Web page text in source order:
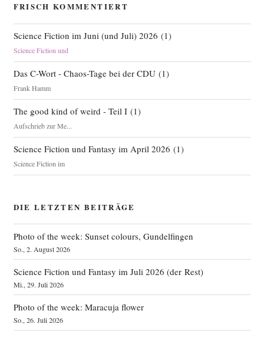
FRISCH KOMMENTIERT
Science Fiction im Juni (und Juli) 2026 (1)
Science Fiction und
Das C-Wort - Chaos-Tage bei der CDU(1)
Frank Hamm
The good kind of weird - Teil I(1)
Aufschrieb zur Me...
Science Fiction und Fantasy im April 2026 (1)
Science Fiction im
DIE LETZTEN BEITRÄGE
Photo of the week: Sunset colours, Gundelfingen
So., 2. August 2026
Science Fiction und Fantasy im Juli 2026 (der Rest)
Mi., 29. Juli 2026
Photo of the week: Maracuja flower
So., 26. Juli 2026